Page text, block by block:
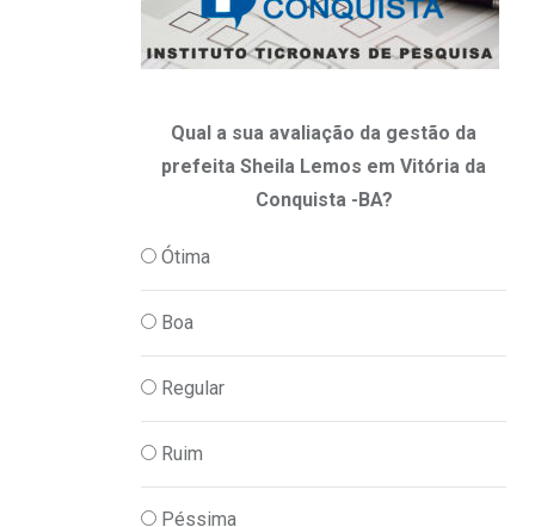
Qual a sua avaliação da gestão da
prefeita Sheila Lemos em Vitória da
Conquista -BA?
Ótima
Boa
Regular
Ruim
Péssima